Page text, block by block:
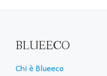
BLUEECO
Chi è Blueeco